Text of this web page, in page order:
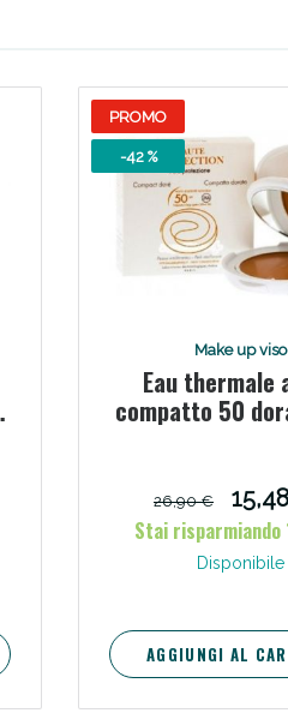
PROMO
-42 %
Make up viso
Eau thermale
compatto 50
26,90 €
Stai risparmiando
Disponibile
AGGIUNGI AL
Vie